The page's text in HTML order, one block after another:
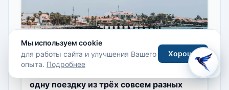
Кабо-Верде в апреле–мае: как собрать
одну поездку из трёх совсем разных
Мы используем cookie
для работы сайта и улучшения Вашего
опыта. Подробнее
Хорошо